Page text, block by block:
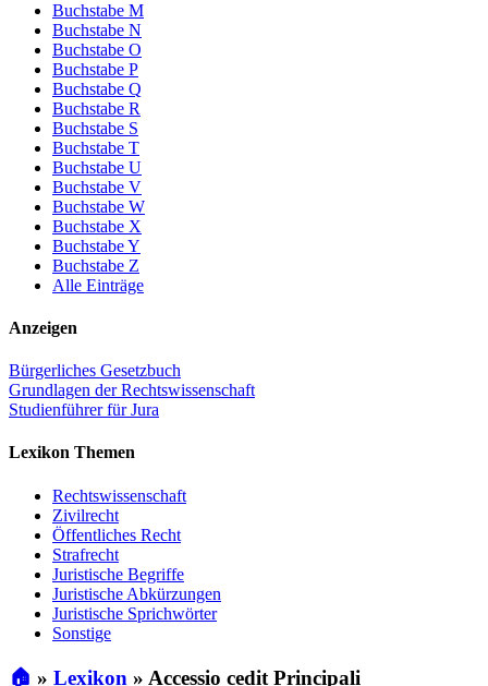
Buchstabe M
Buchstabe N
Buchstabe O
Buchstabe P
Buchstabe Q
Buchstabe R
Buchstabe S
Buchstabe T
Buchstabe U
Buchstabe V
Buchstabe W
Buchstabe X
Buchstabe Y
Buchstabe Z
Alle Einträge
Anzeigen
Bürgerliches Gesetzbuch
Grundlagen der Rechtswissenschaft
Studienführer für Jura
Lexikon Themen
Rechtswissenschaft
Zivilrecht
Öffentliches Recht
Strafrecht
Juristische Begriffe
Juristische Abkürzungen
Juristische Sprichwörter
Sonstige
🏠 » Lexikon » Accessio cedit Principali